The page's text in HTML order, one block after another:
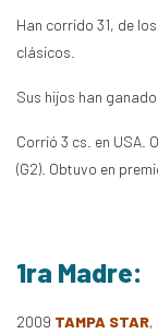
Han corrido 31, de
clásicos.
Sus hijos han
Corrió 3 cs. en USA.
(G2). Obtuvo en
1ra Madre:
2009 TAMPA STAR,